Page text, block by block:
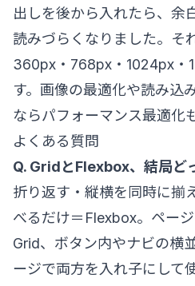
出しを後から入れたら、余
読みづらくなりました。そ
360px・768px・1024px・
す。画像の最適化や読み込
ならパフォーマンス最適化
よくある質問
Q. GridとFlexbox、結局ど
折り返す・縦横を同時に揃
べるだけ＝Flexbox。ペー
Grid、ボタン内やナビの横
ージで両方を入れ子にして